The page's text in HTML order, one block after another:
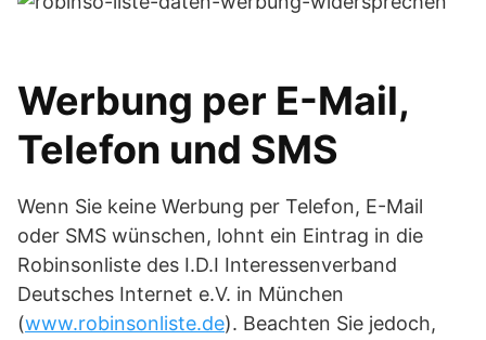
Werbung per E-Mail,
Telefon und SMS
Wenn Sie keine Werbung per Telefon, E-Mail
oder SMS wünschen, lohnt ein Eintrag in die
Robinsonliste des I.D.I Interessenverband
Deutsches Internet e.V. in München
(www.robinsonliste.de). Beachten Sie jedoch,